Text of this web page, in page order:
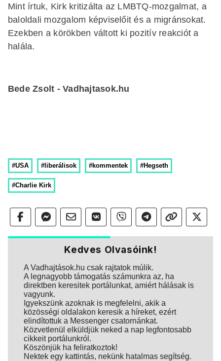
Mint írtuk, Kirk kritizálta az LMBTQ-mozgalmat, a
baloldali mozgalom képviselőit és a migránsokat.
Ezekben a körökben váltott ki pozitív reakciót a
halála.
Bede Zsolt - Vadhajtasok.hu
#USA #liberálisok #kommentek #Hegseth
#Charlie Kirk
Kedves Olvasóink!
A Vadhajtások.hu csak rajtatok múlik.
A legnagyobb támogatás számunkra az, ha
direktben keresitek portálunkat, amiért hálásak is
vagyunk.
Igyekszünk azoknak is megfelelni, akik a
közösségi oldalakon keresik a híreket, ezért
elindítottuk a Messenger csatornánkat.
Közvetlenül elküldjük neked a nap legfontosabb
cikkeit portálunkról.
Köszönjük ha feliratkoztok!
Nektek egy kattintás, nekünk hatalmas segítség.